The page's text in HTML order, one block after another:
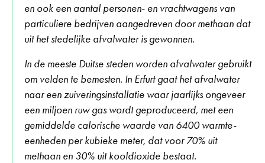
en ook een aantal personen- en vrachtwagens van
particuliere bedrijven aangedreven door methaan dat
uit het stedelijke afvalwater is gewonnen.
In de meeste Duitse steden worden afvalwater gebruikt
om velden te bemesten. In Erfurt gaat het afvalwater
naar een zuiveringsinstallatie waar jaarlijks ongeveer
een miljoen ruw gas wordt geproduceerd, met een
gemiddelde calorische waarde van 6400 warmte-
eenheden per kubieke meter, dat voor 70% uit
methaan en 30% uit kooldioxide bestaat.